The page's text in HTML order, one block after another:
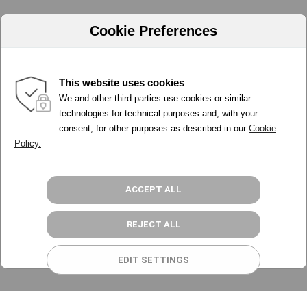
PORQUÉ ADA
HERRAMIENTAS
PRECIOS
RECURSOS
REGÍSTRATE GRATIS
Gestiona
Controla
Perfila
Cookie Preferences
This website uses cookies
We and other third parties use cookies or similar
technologies for technical purposes and, with your
consent, for other purposes as described in our Cookie
Policy.
ACCEPT ALL
REJECT ALL
EDIT SETTINGS